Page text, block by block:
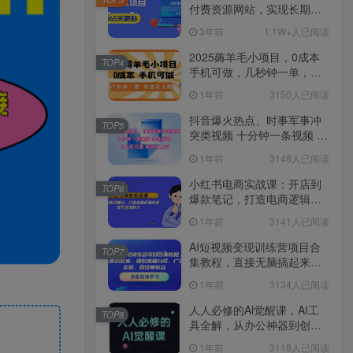
付费资源网站，实现长期稳
3年前 1.1W+人已阅读
2025薅羊毛小项目，0成本
手机可做，几秒钟一单，收
1年前 3150人已阅读
TOP4
抖音爆火热点、时事军事冲
突类视频 十分钟一条视频 条
手 1年前 3148人已阅读
TOP5
小红书电商实战课：开店到
爆款笔记，打造电商逻辑体
1年前 3141人已阅读
TOP6
AI短视频变现训练营项目合
集教程，直接无脑搞起来，
制、收徒等收益
1年前 3134人已阅读
TOP7
人人必修的Al觉醒课，AI工
具全解，从办公神器到创意
1年前 3118人已阅读
TOP8